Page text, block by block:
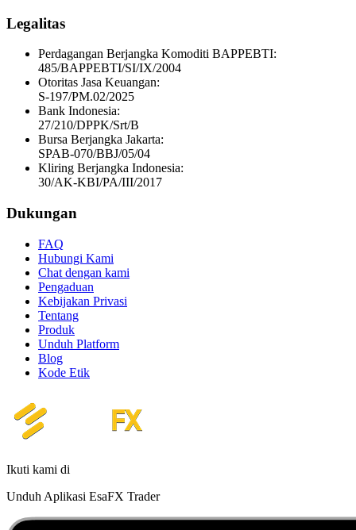
Legalitas
Perdagangan Berjangka Komoditi BAPPEBTI:
485/BAPPEBTI/SI/IX/2004
Otoritas Jasa Keuangan:
S-197/PM.02/2025
Bank Indonesia:
27/210/DPPK/Srt/B
Bursa Berjangka Jakarta:
SPAB-070/BBJ/05/04
Kliring Berjangka Indonesia:
30/AK-KBI/PA/III/2017
Dukungan
FAQ
Hubungi Kami
Chat dengan kami
Pengaduan
Kebijakan Privasi
Tentang
Produk
Unduh Platform
Blog
Kode Etik
Ikuti kami di
Unduh Aplikasi EsaFX Trader